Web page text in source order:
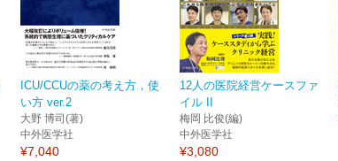
ICU/CCUの薬の考え方，使
い方 ver.2
大野 博司(著)
中外医学社
¥7,040
12人の医院経営ケースファ
イル II
梅岡 比俊(編)
中外医学社
¥3,080